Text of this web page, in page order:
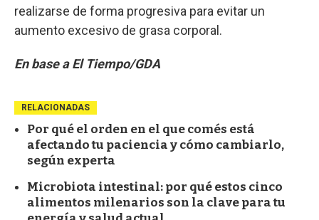
realizarse de forma progresiva para evitar un
aumento excesivo de grasa corporal.
En base a El Tiempo/GDA
RELACIONADAS
Por qué el orden en el que comés está
afectando tu paciencia y cómo cambiarlo,
según experta
Microbiota intestinal: por qué estos cinco
alimentos milenarios son la clave para tu